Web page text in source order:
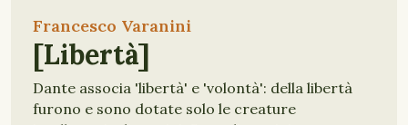
Francesco Varanini
[Libertà]
Dante associa 'libertà' e 'volontà': della libertà
furono e sono dotate solo le creature